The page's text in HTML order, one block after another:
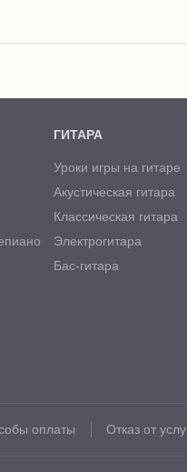
ГИТАРА
Уроки игры на гитаре
Акустическая гитара
Классическая гитара
Электрогитара
Бас-гитара
оплаты Отказ от